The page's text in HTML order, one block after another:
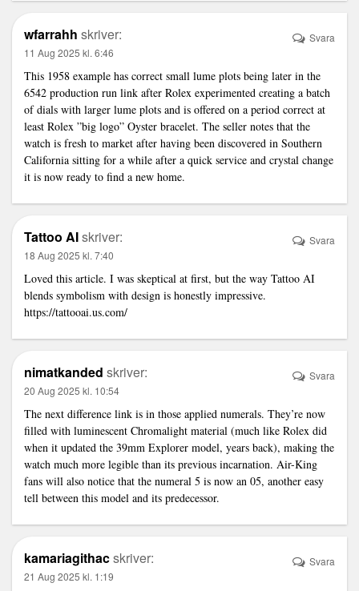
wfarrahh skriver:
11 Aug 2025 kl. 6:46
This 1958 example has correct small lume plots being later in the
6542 production run link after Rolex experimented creating a batch
of dials with larger lume plots and is offered on a period correct at
least Rolex ”big logo” Oyster bracelet. The seller notes that the
watch is fresh to market after having been discovered in Southern
California sitting for a while after a quick service and crystal change
it is now ready to find a new home.
Svara
Tattoo AIskriver:
18 Aug 2025 kl. 7:40
Loved this article. I was skeptical at first, but the way Tattoo AI
blends symbolism with design is honestly impressive.
https://tattooai.us.com/
Svara
nimatkanded skriver:
20 Aug 2025 kl. 10:54
The next difference link is in those applied numerals. They’re now
filled with luminescent Chromalight material (much like Rolex did
when it updated the 39mm Explorer model, years back), making the
watch much more legible than its previous incarnation. Air-King
fans will also notice that the numeral 5 is now an 05, another easy
tell between this model and its predecessor.
Svara
kamariagithacskriver:
21 Aug 2025 kl. 1:19
Svara